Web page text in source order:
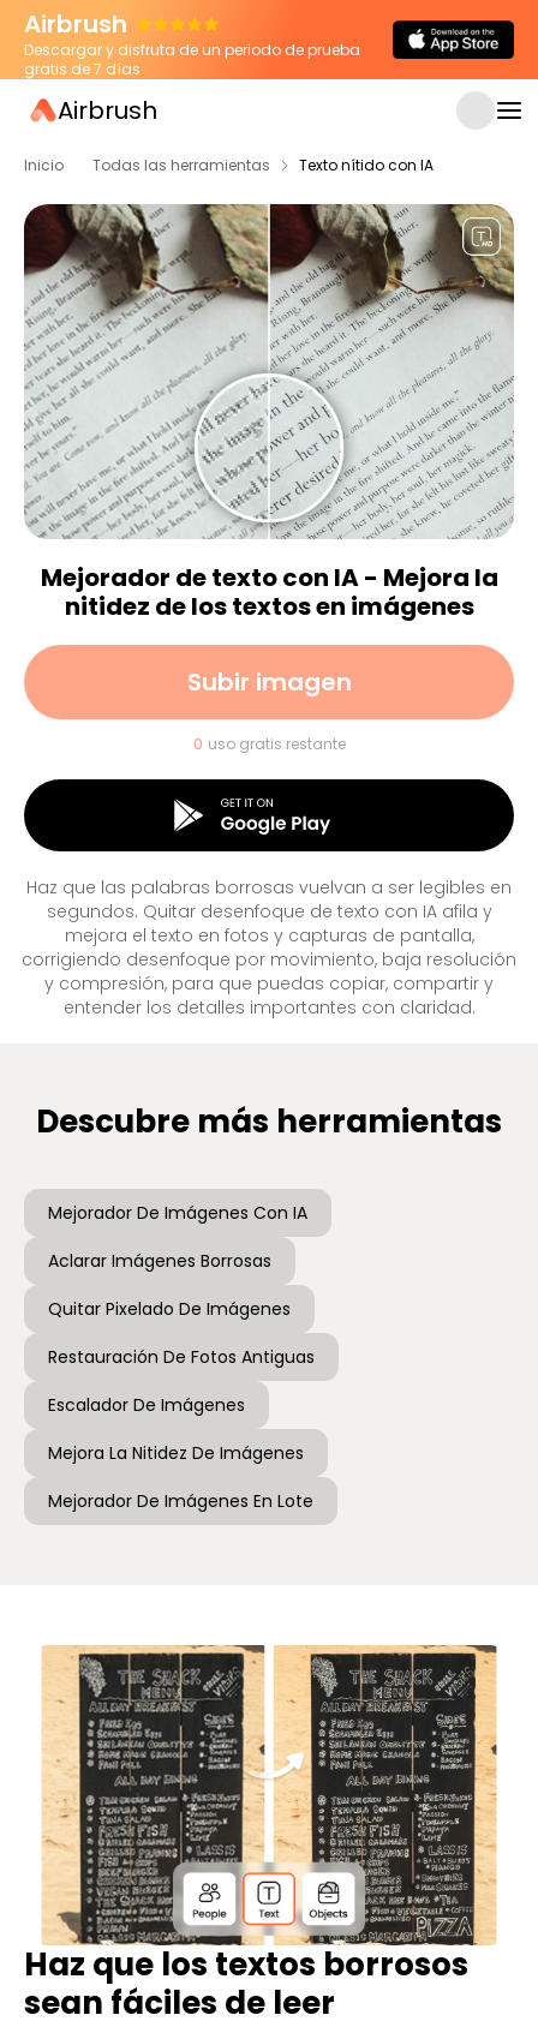
Airbrush
Descargar y disfruta de un periodo de prueba
gratis de 7 días
Airbrush
Inicio Todas las herramientas Texto nítido con IA
Mejorador de texto con IA - Mejora la
nitidez de los textos en imágenes
Haz que las palabras borrosas vuelvan a ser legibles en
segundos. Quitar desenfoque de texto con IA afila y
mejora el texto en fotos y capturas de pantalla,
corrigiendo desenfoque por movimiento, baja resolución
y compresión, para que puedas copiar, compartir y
entender los detalles importantes con claridad.
Subir imagen
0 uso gratis restante
Descubre más herramientas
Mejorador De Imágenes Con IA
Aclarar Imágenes Borrosas
Quitar Pixelado De Imágenes
Restauración De Fotos Antiguas
Escalador De Imágenes
Mejora La Nitidez De Imágenes
Mejorador De Imágenes En Lote
Haz que los textos borrosos
sean fáciles de leer